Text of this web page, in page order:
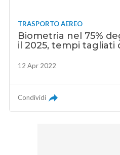
TRASPORTO AEREO
Biometria nel 75%
il 2025, tempi tagliati
12 Apr 2022
Condividi